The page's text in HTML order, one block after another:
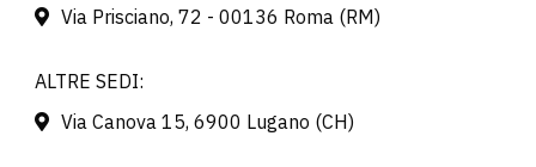
Via Prisciano, 72 - 00136 Roma (RM)
ALTRE SEDI:
Via Canova 15, 6900 Lugano (CH)